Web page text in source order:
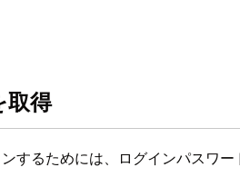
取得
するためには、ログインパスワー